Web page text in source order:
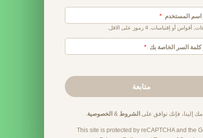
اسم المستخدم
أقواس أو إقتباسات. 4 رموز على الاقل.
كلمة السر الخاصة بك
متابعة
إلينا، فإنك توافق على الشروط & الخصوصية.
This site is protected by reCAPTCHA and the